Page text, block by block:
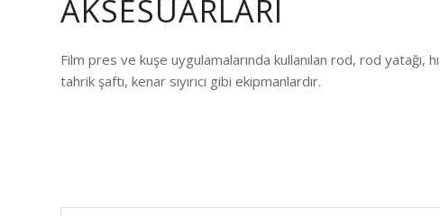
AKSESUARLARI
Film pres ve kuşe uygulamalarında kullanılan rod, rod yatağı,
tahrik şaftı, kenar sıyırıcı gibi ekipmanlardır.